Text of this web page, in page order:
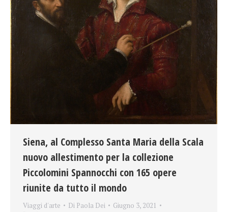
Siena, al Complesso Santa Maria della Scala
nuovo allestimento per la collezione
Piccolomini Spannocchi con 165 opere
riunite da tutto il mondo
Viaggi d'arte Di Paola Dei
Giugno 3, 2021